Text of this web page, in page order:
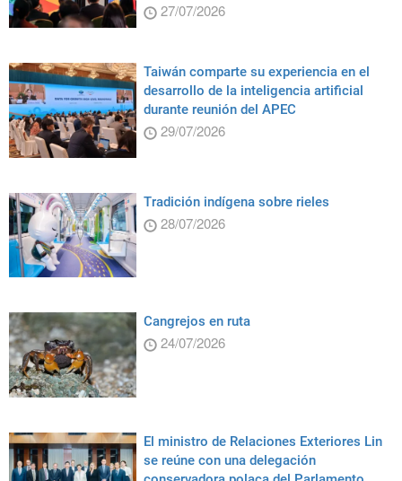
27/07/2026
Taiwán comparte su experiencia en el
desarrollo de la inteligencia artificial
durante reunión del APEC
29/07/2026
Tradición indígena sobre rieles
28/07/2026
Cangrejos en ruta
24/07/2026
El ministro de Relaciones Exteriores Lin
se reúne con una delegación